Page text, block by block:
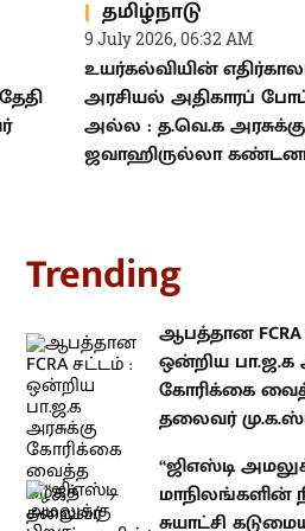
தமிழ்நாடு
9 July 2026, 06:32 AM
உயர்கல்வியின்
அரசியல் அதிகாரப்
அல்ல : த.வெ.க அரசுக்கு
ஜவாஹிருல்லா
ஆபத்தான FCRA சட்டம்
பா.ஜ.க அரசுக்கு
வைத்த கழகத்
மு.க.ஸ்டாலின்!
“ஜிஎஸ்டி அமலுக்கு
மாநிலங்களின் நிதிசார்
கடுமையாக